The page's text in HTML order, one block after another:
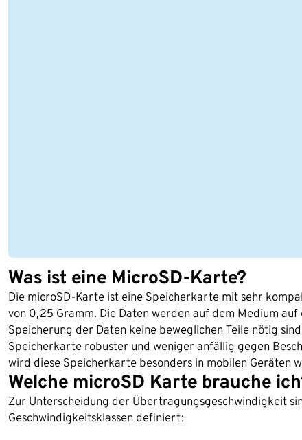
Was ist eine MicroSD-Karte?
Die microSD-Karte ist eine Speicherkarte mit sehr
von 0,25 Gramm. Die Daten werden auf dem Medium
Speicherung der Daten keine beweglichen Teile nötig
Speicherkarte robuster und weniger anfällig gegen
wird diese Speicherkarte besonders in mobilen Geräten
Welche microSD Karte brauche
Zur Unterscheidung der Übertragungsgeschwindigkeit
Geschwindigkeitsklassen definiert: